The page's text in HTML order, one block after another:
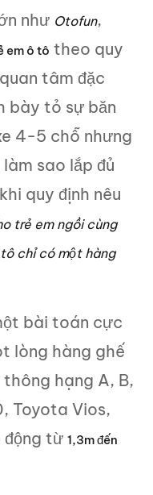
như Otofun,
em ô tô theo quy
tâm đặc
bày tỏ sự băn
4-5 chỗ nhưng
sao lắp đủ
quy định nêu
trẻ em ngồi cùng
chỉ có một hàng
bài toán cực
lòng hàng ghế
hạng A, B,
Toyota Vios,
từ 1,3m đến